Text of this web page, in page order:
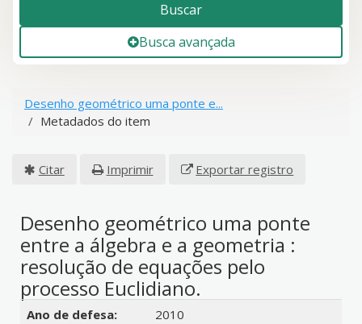
Buscar
Busca avançada
Desenho geométrico uma ponte e...
Metadados do item
Citar Imprimir Exportar registro
Desenho geométrico uma ponte
entre a álgebra e a geometria :
resolução de equações pelo
processo Euclidiano.
Detalhes bibliográficos
Ano de defesa:
2010